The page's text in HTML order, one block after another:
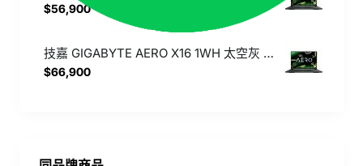
$56,900
技嘉 GIGABYTE AERO X16 1WH 太空灰 直升32G記憶體 送電競耳機【Ryzen Al 7 350/RTX 5070 8G/1TB SSD/QHD+/165Hz/Win11】16吋 特仕版輕薄AI電競筆電
$66,900